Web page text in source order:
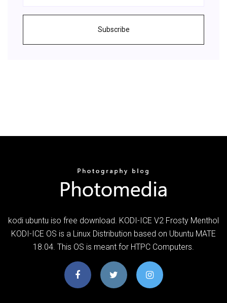
Subscribe
kodi ubuntu iso free download. KODI-ICE V2 Frosty Menthol
KODI-ICE OS is a Linux Distribution based on Ubuntu MATE
18.04. This OS is meant for HTPC Computers.